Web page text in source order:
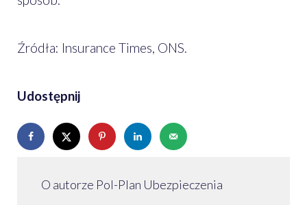
Źródła: Insurance Times, ONS.
Udostępnij
O autorze Pol-Plan Ubezpieczenia